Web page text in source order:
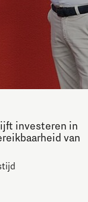
investeren in
van